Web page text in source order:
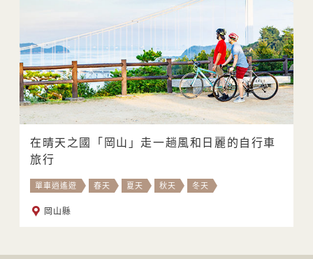
在晴天之國「岡山」走一趟風和日麗的自行車
旅行
單車逍遙遊 春天 夏天 秋天 冬天
岡山縣